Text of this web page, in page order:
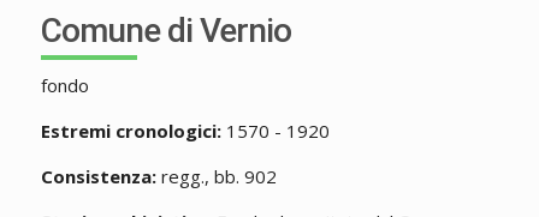
Comune di Vernio
fondo
Estremi cronologici:1570 - 1920
Consistenza:regg., bb. 902